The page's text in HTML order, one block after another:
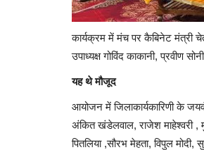
​कार्यक्रम में मंच पर कैबिनेट मंत्री
उपाध्यक्ष गोविंद काकानी, प्रवीण
यह थे मौजूद
आयोजन में जिलाकार्यकारिणी के
अंकित खंडेलवाल, राजेश माहेश्वरी ,
पितलिया ,सौरभ मेहता, विपुल